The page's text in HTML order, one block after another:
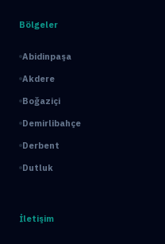
Bölgeler
Abidinpaşa
Akdere
Boğaziçi
Demirlibahçe
Derbent
Dutluk
İletişim